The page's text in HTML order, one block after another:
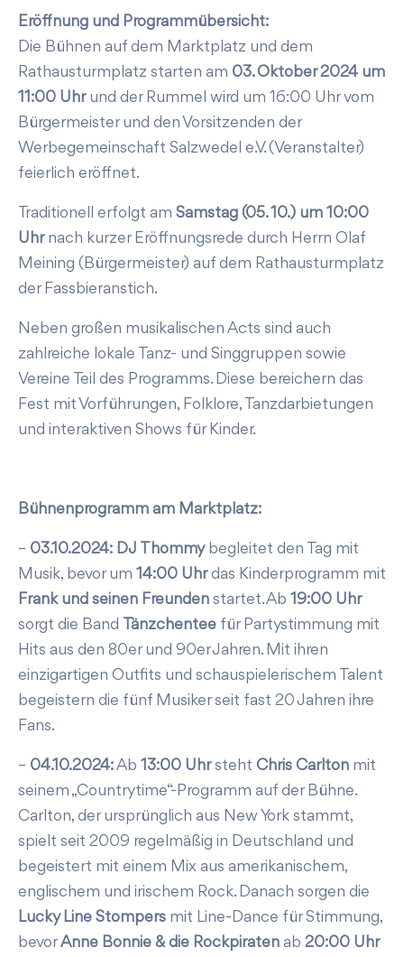
Eröffnung und Programmübersicht:
Die Bühnen auf dem Marktplatz und dem
Rathausturmplatz starten am 03. Oktober 2024 um
11:00 Uhrund der Rummel wird um 16:00 Uhr vom
Bürgermeister und den Vorsitzenden der
Werbegemeinschaft Salzwedel e.V. (Veranstalter)
feierlich eröffnet.
Traditionell erfolgt am Samstag (05. 10.) um 10:00
Uhrnach kurzer Eröffnungsrede durch Herrn Olaf
Meining (Bürgermeister) auf dem Rathausturmplatz
der Fassbieranstich.
Neben großen musikalischen Acts sind auch
zahlreiche lokale Tanz- und Singgruppen sowie
Vereine Teil des Programms. Diese bereichern das
Fest mit Vorführungen, Folklore, Tanzdarbietungen
und interaktiven Shows für Kinder.
Bühnenprogramm am Marktplatz:
– 03.10.2024: DJ Thommybegleitet den Tag mit
Musik, bevor um 14:00 Uhrdas Kinderprogramm mit
Frank und seinen Freunden startet. Ab 19:00 Uhr
sorgt die Band
Tänzchentee für Partystimmung mit
Hits aus den 80er und 90er Jahren. Mit ihren
einzigartigen Outfits und schauspielerischem Talent
begeistern die fünf Musiker seit fast 20 Jahren ihre
Fans.
– 04.10.2024:Ab 13:00 Uhrsteht Chris Carlton mit
seinem „Countrytime“-Programm auf der Bühne.
Carlton, der ursprünglich aus New York stammt,
spielt seit 2009 regelmäßig in Deutschland und
begeistert mit einem Mix aus amerikanischem,
englischem und irischem Rock. Danach sorgen die
Lucky Line Stompers mit Line-Dance für Stimmung,
bevorAnne Bonnie & die Rockpiraten ab 20:00 Uhr